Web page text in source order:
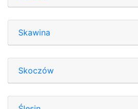
Skawina
Skoczów